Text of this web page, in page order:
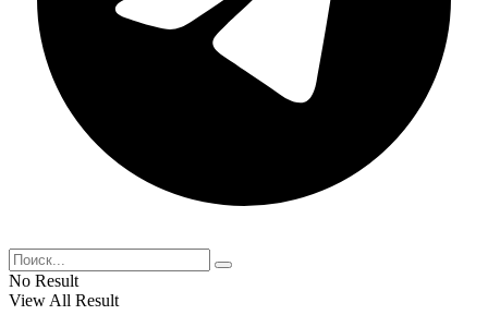
No Result
View All Result